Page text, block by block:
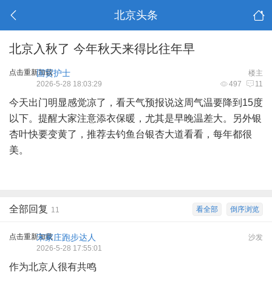
北京头条
北京入秋了 今年秋天来得比往年早
点击重新加载 楼主
国贸护士
497 11
2026-5-28 18:03:29
今天出门明显感觉凉了，看天气预报说这周气温要降到15度
以下。提醒大家注意添衣保暖，尤其是早晚温差大。另外银
杏叶快要变黄了，推荐去钓鱼台银杏大道看看，每年都很
美。
倒序浏览
看全部
全部回复 11
点击重新加载 沙发
宋家庄跑步达人
2026-5-28 17:55:01
作为北京人很有共鸣